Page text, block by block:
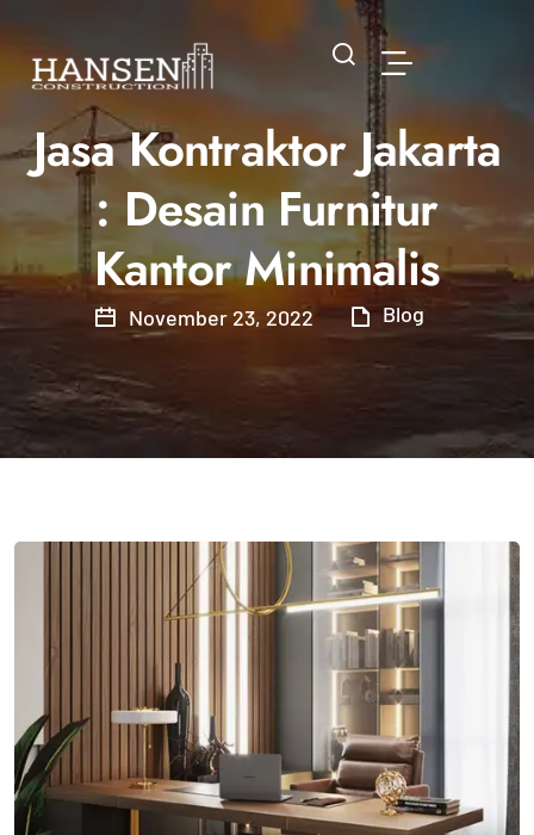
Jasa Kontraktor Jakarta
: Desain Furnitur
Kantor Minimalis
November 23, 2022 Blog